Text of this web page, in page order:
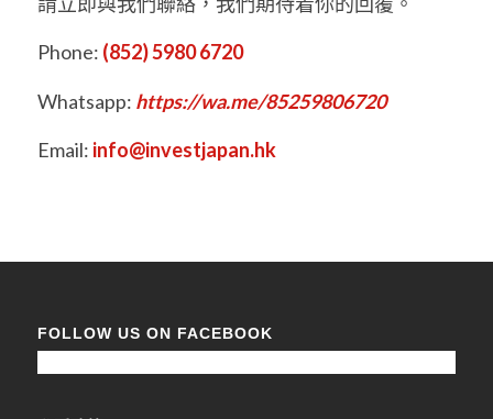
Phone: (852) 5980 6720
Whatsapp: https://wa.me/85259806720
Email: info@investjapan.hk
FOLLOW US ON FACEBOOK